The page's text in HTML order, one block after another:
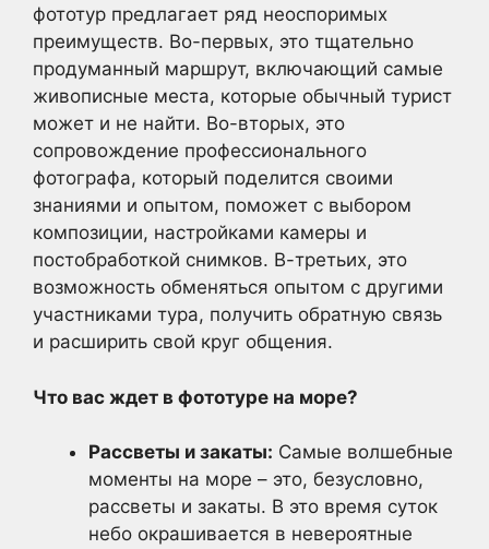
фототур предлагает ряд неоспоримых
преимуществ. Во-первых, это тщательно
продуманный маршрут, включающий самые
живописные места, которые обычный турист
может и не найти. Во-вторых, это
сопровождение профессионального
фотографа, который поделится своими
знаниями и опытом, поможет с выбором
композиции, настройками камеры и
постобработкой снимков. В-третьих, это
возможность обменяться опытом с другими
участниками тура, получить обратную связь
и расширить свой круг общения.
Что вас ждет в фототуре на море?
Рассветы и закаты: Самые волшебные
моменты на море – это, безусловно,
рассветы и закаты. В это время суток
небо окрашивается в невероятные